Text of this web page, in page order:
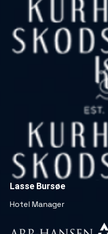
Lasse Bursøe
Hotel Manager